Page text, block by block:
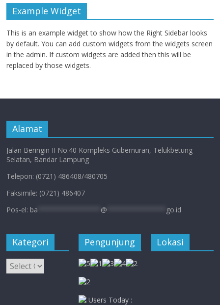
Example Widget
This is an example widget to show how the Right Sidebar looks
by default. You can add custom widgets from the widgets screen
in the admin. If custom widgets are added then this will be
replaced by those widgets.
Alamat
Jalan Beringin II No.40 Kompleks Gubernuran, Telukbetung
Selatan, Bandar Lampung
Telepon: (0721) 486408/480705
Faksimile: (0721) 486407
Pos-el: ba @ go.id
Kategori
Kategori
Pengunjung
Users Today :
Lokasi